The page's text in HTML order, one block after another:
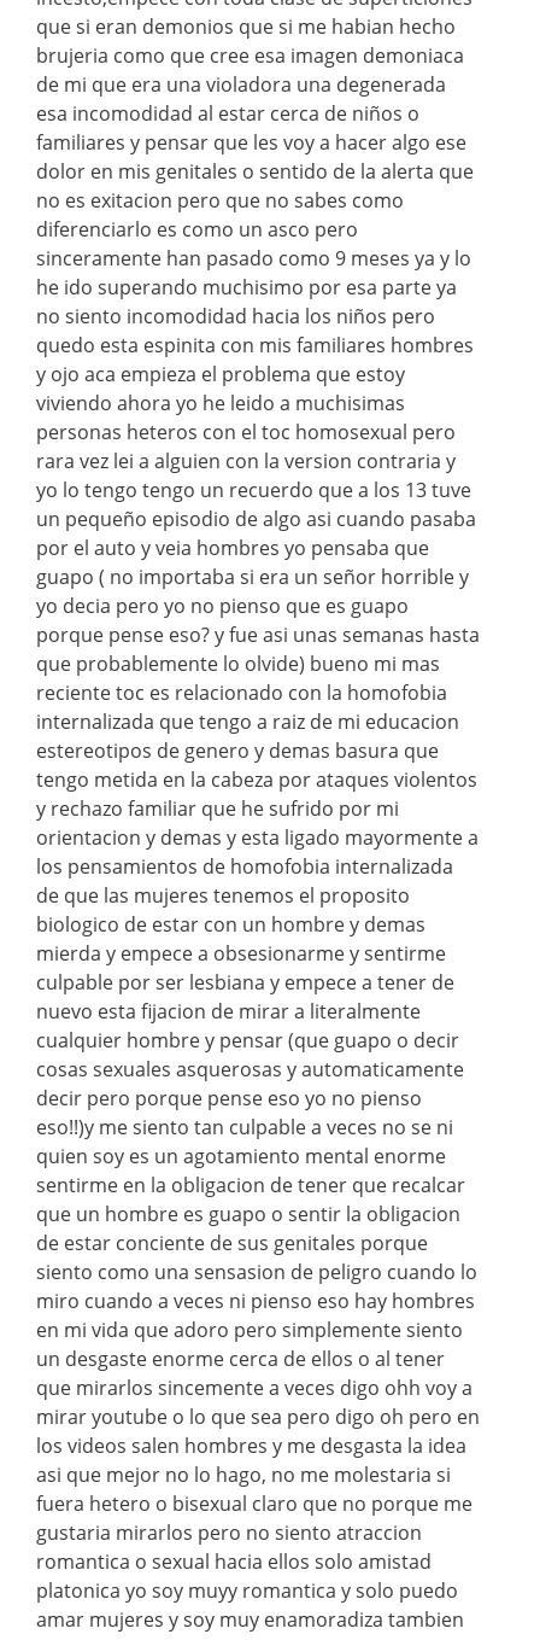
que si eran demonios que si me habian hecho
brujeria como que cree esa imagen demoniaca
de mi que era una violadora una degenerada
esa incomodidad al estar cerca de niños o
familiares y pensar que les voy a hacer algo ese
dolor en mis genitales o sentido de la alerta que
no es exitacion pero que no sabes como
diferenciarlo es como un asco pero
sinceramente han pasado como 9 meses ya y lo
he ido superando muchisimo por esa parte ya
no siento incomodidad hacia los niños pero
quedo esta espinita con mis familiares hombres
y ojo aca empieza el problema que estoy
viviendo ahora yo he leido a muchisimas
personas heteros con el toc homosexual pero
rara vez lei a alguien con la version contraria y
yo lo tengo tengo un recuerdo que a los 13 tuve
un pequeño episodio de algo asi cuando pasaba
por el auto y veia hombres yo pensaba que
guapo ( no importaba si era un señor horrible y
yo decia pero yo no pienso que es guapo
porque pense eso? y fue asi unas semanas hasta
que probablemente lo olvide) bueno mi mas
reciente toc es relacionado con la homofobia
internalizada que tengo a raiz de mi educacion
estereotipos de genero y demas basura que
tengo metida en la cabeza por ataques violentos
y rechazo familiar que he sufrido por mi
orientacion y demas y esta ligado mayormente a
los pensamientos de homofobia internalizada
de que las mujeres tenemos el proposito
biologico de estar con un hombre y demas
mierda y empece a obsesionarme y sentirme
culpable por ser lesbiana y empece a tener de
nuevo esta fijacion de mirar a literalmente
cualquier hombre y pensar (que guapo o decir
cosas sexuales asquerosas y automaticamente
decir pero porque pense eso yo no pienso
eso!!)y me siento tan culpable a veces no se ni
quien soy es un agotamiento mental enorme
sentirme en la obligacion de tener que recalcar
que un hombre es guapo o sentir la obligacion
de estar conciente de sus genitales porque
siento como una sensasion de peligro cuando lo
miro cuando a veces ni pienso eso hay hombres
en mi vida que adoro pero simplemente siento
un desgaste enorme cerca de ellos o al tener
que mirarlos sincemente a veces digo ohh voy a
mirar youtube o lo que sea pero digo oh pero en
los videos salen hombres y me desgasta la idea
asi que mejor no lo hago, no me molestaria si
fuera hetero o bisexual claro que no porque me
gustaria mirarlos pero no siento atraccion
romantica o sexual hacia ellos solo amistad
platonica yo soy muyy romantica y solo puedo
amar mujeres y soy muy enamoradiza tambien